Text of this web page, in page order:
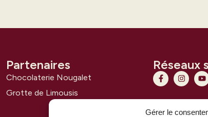
Gérer le
Partenaires
Chocolaterie Nougalet
Grotte de Limousis
Réseaux